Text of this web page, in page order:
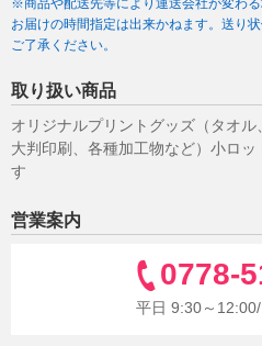
※商品や配送先等により運送会社が変わる
お届けの時間指定は出来かねます。送り
ご了承ください。
取り扱い商品
オリジナルプリントグッズ（タオル
大判印刷、各種加工物など）小ロ
す
営業案内
0778-
平日 9:30～